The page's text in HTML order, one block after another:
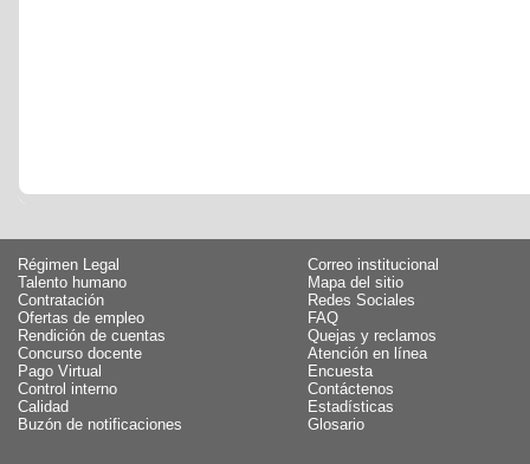
Régimen Legal
Talento humano
Contratación
Ofertas de empleo
Rendición de cuentas
Concurso docente
Pago Virtual
Control interno
Calidad
Buzón de notificaciones
Correo institucional
Mapa del sitio
Redes Sociales
FAQ
Quejas y reclamos
Atención en línea
Encuesta
Contáctenos
Estadísticas
Glosario